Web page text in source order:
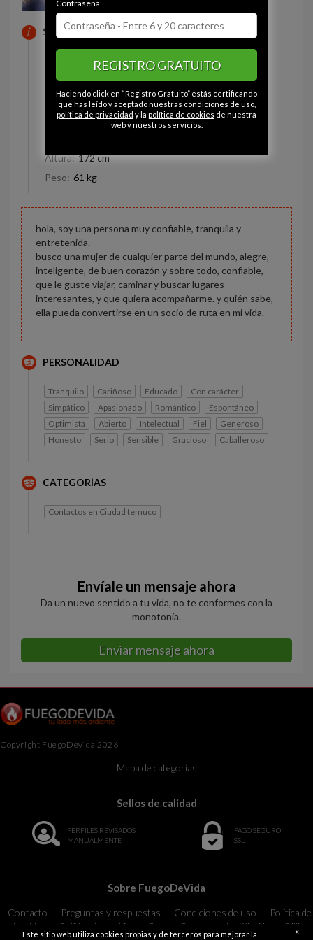
SOBRE MI
Estado civil: Soltero
Fumador/a: - - -
Ojos: Marrón
Pelo: Castaño
Altura: 172 cm
Peso: 61 kg
hola, soy una persona muy confiable, tranquila y
entretenida.
busco una mujer de cualquier parte del mundo, alegre,
inteligente, de buen corazón y sobre todo, confiable,
que le guste viajar, caminar y buscar lugares
interesantes, y que quiera acompañarme. y quién sabe,
ella pueda convertirse en un socio de ruta en mi vida.
PERSONALIDAD
Tranquilo Cariñoso Educado
Con carácter
Simpático
Apasionado Romántico
Espontáneo
Optimista
Abierto Intelectual Fiel
Generoso
Honesto
Serio Sensible Gracioso Caballeroso
CATEGORÍAS
Contactos en Ciudad temuco
Envíale un mensaje ahora
Da un nuevo sentido a tu vida, no te conformes con la
monotonía.
Enviar mensaje ahora
Contraseña
REGISTRO GRATUITO
Haciendo click en “Registro Gratuito” estás certificando
que has leído y aceptado nuestras condiciones de uso,
política de privacidad y la política de cookies de nuestra
web y nuestros servicios.
Copyright FuegoDeVida 2026
Mapa de categorías
Sellos de calidad
PERFILES REVISADOS
MANUALMENTE
PAGO SEGURO
SSL
Sobre FuegoDeVida
Contacto Preguntas y respuestas Condiciones de uso
Política de
privacidad
Política de cookies Blog Programa de afiliación
Billing
Este sitio web utiliza cookies propias y de terceros para mejorar la X